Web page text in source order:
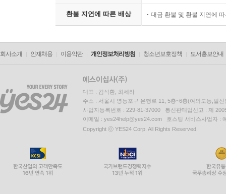
환불 지연에 따른 배상 대금 환불 및 환불 지연에
회사소개 인재채용 이용약관 개인정보처리방침 청소년보호정책 도서홍보안내
대표 : 김석환, 최세라
주소 : 서울시 영등포구 은행로 11, 5층~6층(여의도동,일신
사업자등록번호 : 229-81-37000 통신판매업신고 : 제
이메일 : yes24help@yes24.com 호스팅 서비스사업자 :
Copyright ⓒ YES24 Corp. All Rights Reserved.